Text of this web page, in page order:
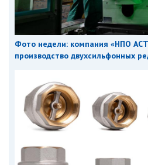
Фото недели: компания «НПО
производство двухсильфонных